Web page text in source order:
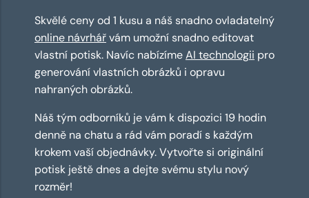
Skvělé ceny od 1 kusu a náš snadno ovladatelný
online návrhářvám umožní snadno editovat
vlastní potisk. Navíc nabízímeAI technologii pro
generování vlastních obrázků i opravu
nahraných obrázků.
Náš tým odborníků je vám k dispozici 19 hodin
denně na chatu a rád vám poradí s každým
krokem vaší objednávky. Vytvořte si originální
potisk ještě dnes a dejte svému stylu nový
rozměr!